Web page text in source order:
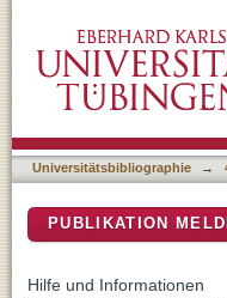
Universitätsbibliographie →
PUBLIKATION
Hilfe und Informationen